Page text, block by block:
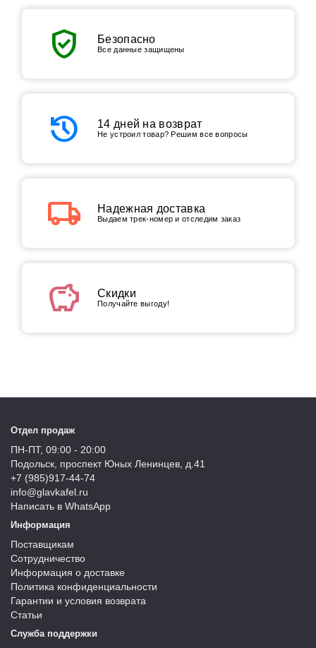
verified_user Безопасно
Все данные защищены
history 14 дней на возврат
Не устроил товар? Решим все вопросы
local_shipping Надежная доставка
Выдаем трек-номер и отследим заказ
savings Скидки
Получайте выгоду!
Отдел продаж
ПН-ПТ, 09:00 - 20:00
Подольск, проспект Юных Ленинцев, д.41
+7 (985)917-44-74
info@glavkafel.ru
Написать в WhatsApp
Информация
Поставщикам
Сотрудничество
Информация о доставке
Политика конфиденциальности
Гарантии и условия возврата
Статьи
Служба поддержки